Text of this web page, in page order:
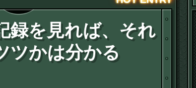
録を見れば、それ
ツかは分かる